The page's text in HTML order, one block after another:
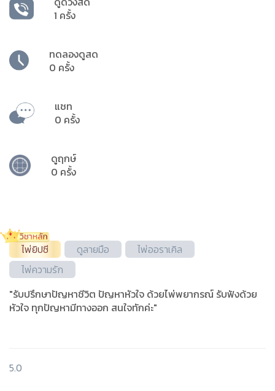
1 ครั้ง
ทดลองดูสด
0 ครั้ง
แชท
0 ครั้ง
ดูฤกษ์
0 ครั้ง
ไพ่ยิปซี ดูลายมือ
ไพ่ออราเคิล
ไพ่ความรัก
"รับปรึกษาปัญหาชีวิต ปัญหาหัวใจ ด้วยไพ่พยากรณ์ รับฟังด้วย
หัวใจ ทุกปัญหามีทางออก สนใจทักค่ะ"
5.0